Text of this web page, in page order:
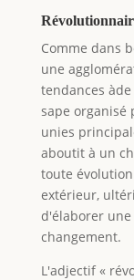
Comme dans
une
tendances
sape organisé
unies
aboutit à un
toute
extérieur,
d'élaborer
changement.
L'adjectif «